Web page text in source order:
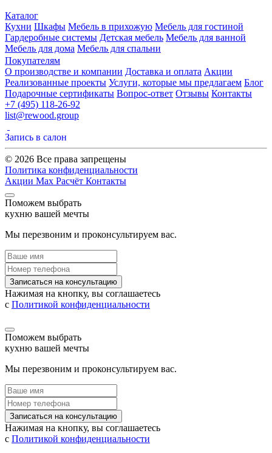
Каталог
Кухни Шкафы Мебель в прихожую Мебель для гостиной
Гардеробные системы Детская мебель Мебель для ванной
Мебель для дома Мебель для спальни
Покупателям
О производстве и компании Доставка и оплата Акции
Реализованные проекты Услуги, которые мы предлагаем Блог
Подарочные сертификаты Вопрос-ответ Отзывы Контакты
+7 (495) 118-26-92
list@rewood.group
Запись в салон
© 2026 Все права запрещены
Политика конфиденциальности
Акции Max Расчёт Контакты
Поможем выбрать
кухню вашей мечты
Мы перезвоним и проконсультируем вас.
Записаться на консультацию
Нажимая на кнопку, вы соглашаетесь
с Политикой конфиденциальности
Поможем выбрать
кухню вашей мечты
Мы перезвоним и проконсультируем вас.
Записаться на консультацию
Нажимая на кнопку, вы соглашаетесь
с Политикой конфиденциальности